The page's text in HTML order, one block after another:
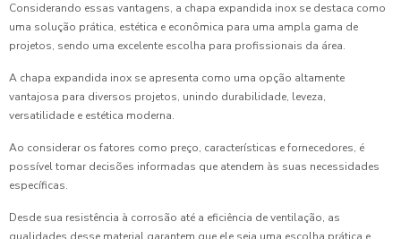
Considerando essas vantagens, a chapa expandida inox se destaca como
uma solução prática, estética e econômica para uma ampla gama de
projetos, sendo uma excelente escolha para profissionais da área.
A chapa expandida inox se apresenta como uma opção altamente
vantajosa para diversos projetos, unindo durabilidade, leveza,
versatilidade e estética moderna.
Ao considerar os fatores como preço, características e fornecedores, é
possível tomar decisões informadas que atendem às suas necessidades
específicas.
Desde sua resistência à corrosão até a eficiência de ventilação, as